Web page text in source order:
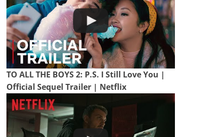
TO ALL THE BOYS 2: P.S. I Still Love You |
Official Sequel Trailer | Netflix